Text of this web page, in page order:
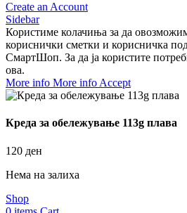
Create an Account
Sidebar
Користиме колачиња за да
кориснички сметки и корисничка
СмартШоп. За да ја користите
ова.
More info More info Accept
Креда за обележување 113g плава
120 ден
Нема на залиха
Shop